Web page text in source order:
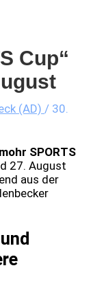
Cup“
(AD) / 30.
mohr SPORTS
27. August
aus der